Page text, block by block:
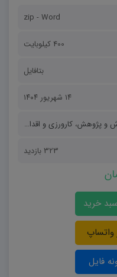
zip - Word
400 کیلوبایت
بتافایل
۱۴ شهریور ۱۴۰۴
و پژوهش، کارورزی و اقدام پژوهی
323 بازدید
خرید
فایل